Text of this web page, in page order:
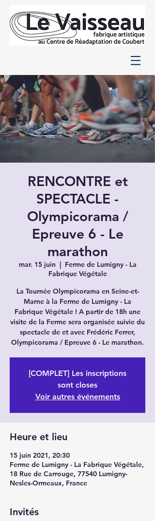
RENCONTRE et
SPECTACLE -
Olympicorama /
Epreuve 6 - Le
marathon
mar. 15 juin
  |
Ferme de Lumigny - La
Fabrique Végétale
La Tournée Olympicorama en Seine-et-
Marne à la Ferme de Lumigny - La
Fabrique Végétale ! A partir de 18h une
visite de la Ferme sera organisée suivie du
spectacle de et avec Frédéric Ferrer,
Olympicorama / Epreuve 6 - Le marathon.
[COMPLET] Les inscriptions
sont closes
Voir autres événements
Heure et lieu
15 juin 2021, 20:30
Ferme de Lumigny - La Fabrique Végétale,
18 Rue de Carrouge, 77540 Lumigny-
Nesles-Ormeaux, France
Invités